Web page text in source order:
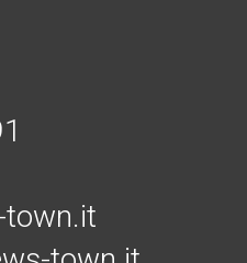
town.it